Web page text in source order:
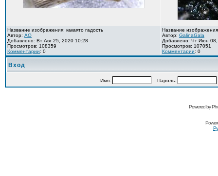
Название изображения: какаято гадость
Автор: AO
Добавлено: Вт Авг 25, 2020 10:28
Просмотров: 108359
Комментарии: 0
Название
Автор: GalinaGala
Добавлено: Чт Июн
Просмотров: 107051
Комментарии: 0
Вход
Имя: Пароль:
Powered by